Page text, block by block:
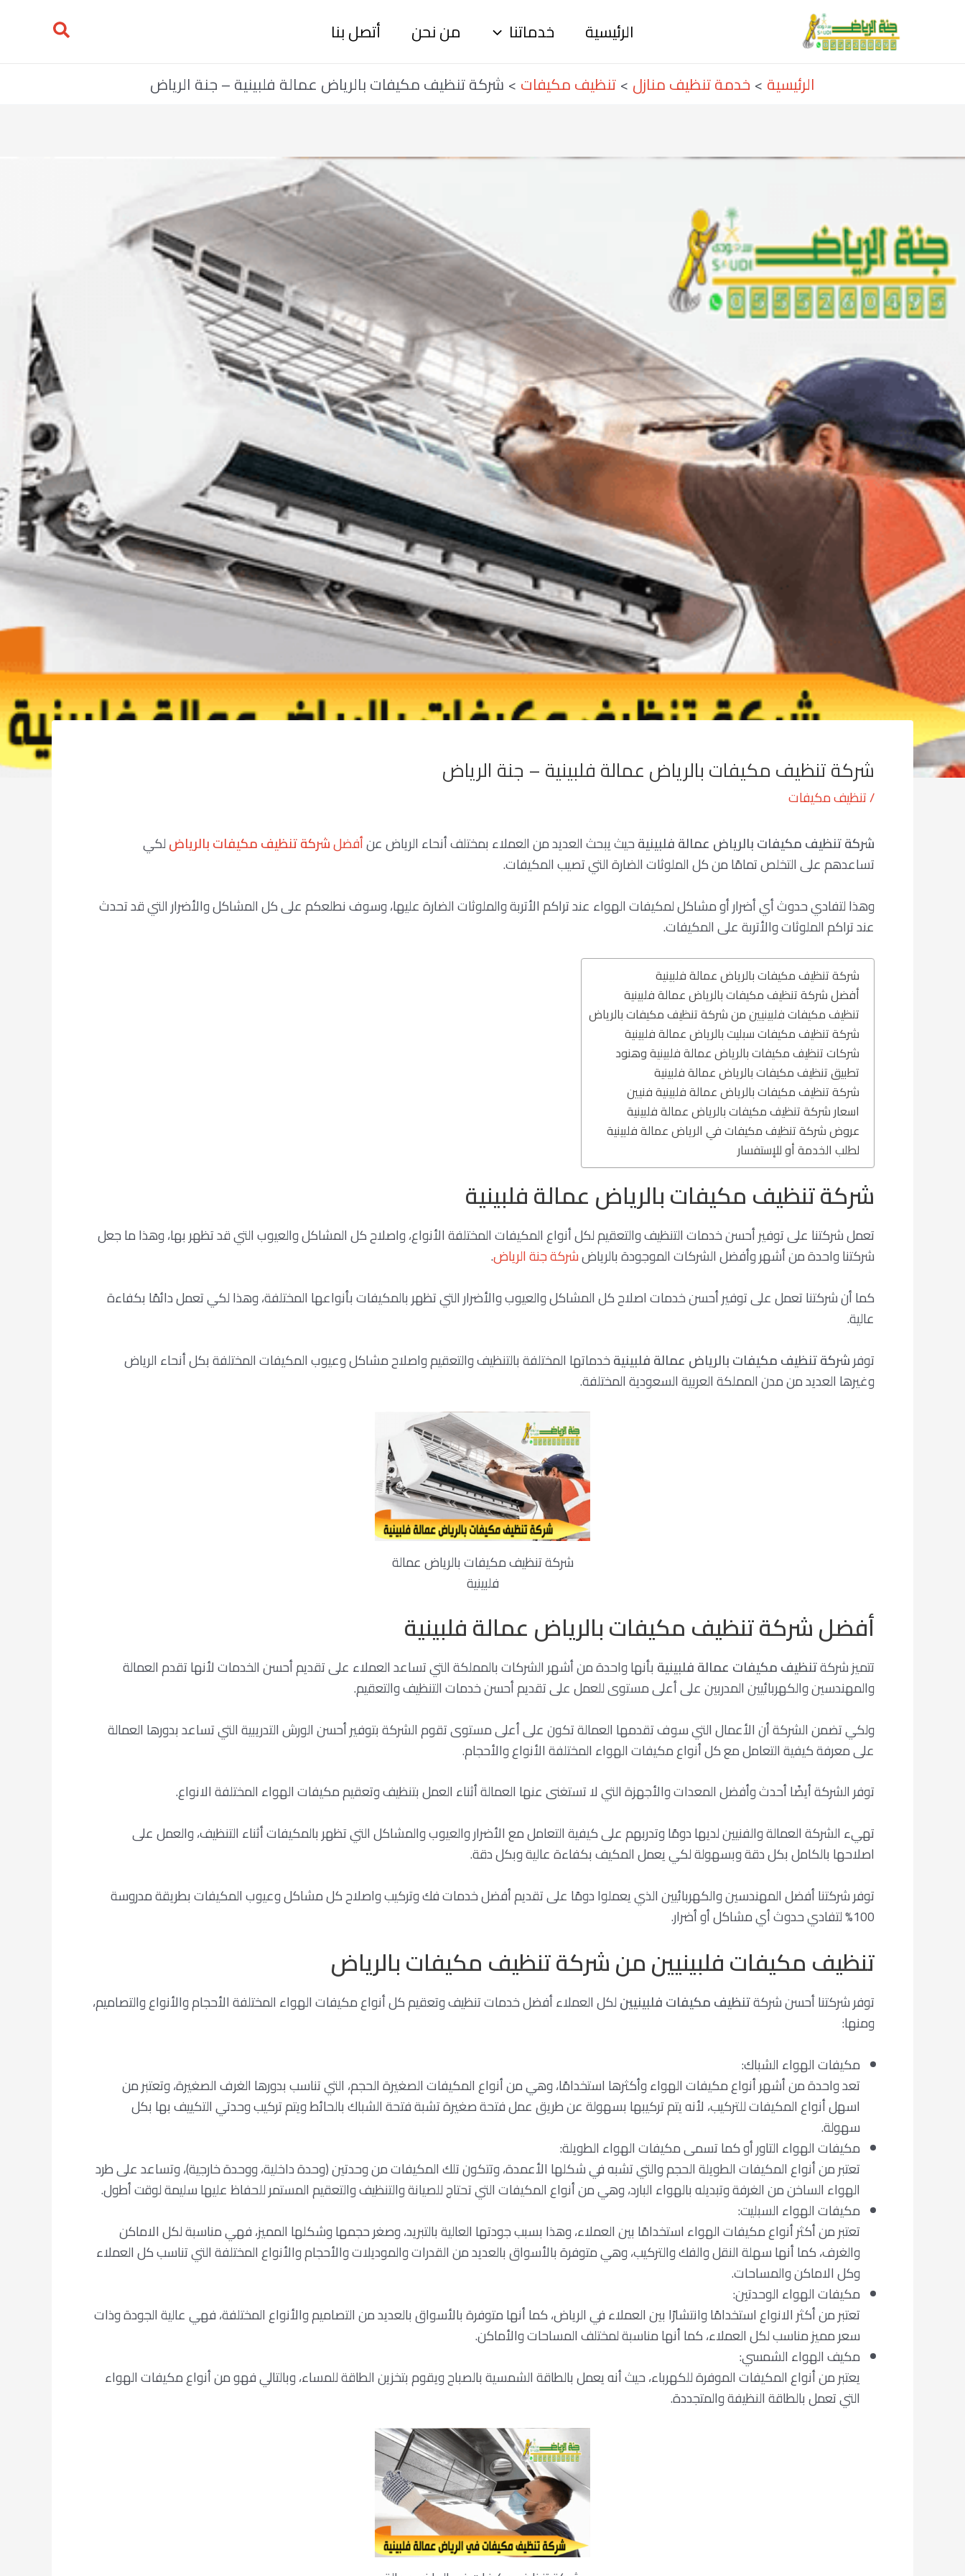
الرئيسية خدماتنا من نحن أتصل بنا
الرئيسية خدمة تنظيف منازل تنظيف مكيفات شركة تنظيف مكيفات بالرياض عمالة فلبينية – جنة الرياض
شركة تنظيف مكيفات بالرياض عمالة فلبينية – جنة الرياض
/تنظيف مكيفات
شركة تنظيف مكيفات بالرياض عمالة فلبينيةحيث يبحث العديد من العملاء بمختلف أنحاء الرياض عنأفضلشركة تنظيف مكيفات بالرياضلكي
تساعدهم على التخلص تمامًا من كل الملوثات الضارة التي تصيب المكيفات.
وهذا لتفادي حدوث أي أضرار أو مشاكل لمكيفات الهواء عند تراكم الأتربة والملوثات الضارة عليها، وسوف نطلعكم على كل المشاكل والأضرار التي قد تحدث
عند تراكم الملوثات والأتربة على المكيفات.
شركة تنظيف مكيفات بالرياض عمالة فلبينية
أفضل شركة تنظيف مكيفات بالرياض عمالة فلبينية
تنظيف مكيفات فلبينيين من شركة تنظيف مكيفات بالرياض
شركة تنظيف مكيفات سبليت بالرياض عمالة فلبينية
شركات تنظيف مكيفات بالرياض عمالة فلبينية وهنود
تطبيق تنظيف مكيفات بالرياض عمالة فلبينية
شركة تنظيف مكيفات بالرياض عمالة فلبينية فنيين
اسعار شركة تنظيف مكيفات بالرياض عمالة فلبينية
عروض شركة تنظيف مكيفات في الرياض عمالة فلبينية
لطلب الخدمة أو للإستفسار
شركة تنظيف مكيفات بالرياض عمالة فلبينية
تعمل شركتنا على توفير أحسن خدمات التنظيف والتعقيم لكل أنواع المكيفات المختلفة الأنواع، واصلاح كل المشاكل والعيوب التي قد تظهر بها، وهذا ما جعل
شركتنا واحدة من أشهر وأفضل الشركات الموجودة بالرياضشركة جنة الرياض.
كما أن شركتنا تعمل على توفير أحسن خدمات اصلاح كل المشاكل والعيوب والأضرار التي تظهر بالمكيفات بأنواعها المختلفة، وهذا لكي تعمل دائمًا بكفاءة
عالية.
توفرشركة تنظيف مكيفات بالرياض عمالة فلبينيةخدماتها المختلفة بالتنظيف والتعقيم واصلاح مشاكل وعيوب المكيفات المختلفة بكل أنحاء الرياض
وغيرها العديد من مدن المملكة العربية السعودية المختلفة.
شركة تنظيف مكيفات بالرياض عمالة
فلبينية
أفضل شركة تنظيف مكيفات بالرياض عمالة فلبينية
تتميز شركةتنظيف مكيفات عمالة فلبينية بأنها واحدة من أشهر الشركات بالمملكة التي تساعد العملاء على تقديم أحسن الخدمات لأنها تقدم العمالة
والمهندسين والكهربائيين المدربين على أعلى مستوى للعمل على تقديم أحسن خدمات التنظيف والتعقيم.
ولكي تضمن الشركة أن الأعمال التي سوف تقدمها العمالة تكون على أعلى مستوى تقوم الشركة بتوفير أحسن الورش التدريبية التي تساعد بدورها العمالة
على معرفة كيفية التعامل مع كل أنواع مكيفات الهواء المختلفة الأنواع والأحجام.
توفر الشركة أيضًا أحدث وأفضل المعدات والأجهزة التي لا تستغنى عنها العمالة أثناء العمل بتنظيف وتعقيم مكيفات الهواء المختلفة الانواع.
تهيء الشركة العمالة والفنيين لديها دومًا وتدربهم على كيفية التعامل مع الأضرار والعيوب والمشاكل التي تظهر بالمكيفات أثناء التنظيف، والعمل على
اصلاحها بالكامل بكل دقة وبسهولة لكي يعمل المكيف بكفاءة عالية وبكل دقة.
توفر شركتنا أفضل المهندسين والكهربائيين الذي يعملوا دومًا على تقديم أفضل خدمات فك وتركيب واصلاح كل مشاكل وعيوب المكيفات بطريقة مدروسة
100% لتفادي حدوث أي مشاكل أو أضرار.
تنظيف مكيفات فلبينيين من شركة تنظيف مكيفات بالرياض
توفر شركتنا أحسن شركةتنظيف مكيفات فلبينيينلكل العملاء أفضل خدمات تنظيف وتعقيم كل أنواع مكيفات الهواء المختلفة الأحجام والأنواع والتصاميم،
ومنها:
مكيفات الهواء الشباك:
تعد واحدة من أشهر أنواع مكيفات الهواء وأكثرها استخدامًا، وهي من أنواع المكيفات الصغيرة الحجم، التي تناسب بدورها الغرف الصغيرة، وتعتبر من
اسهل أنواع المكيفات للتركيب، لأنه يتم تركيبها بسهولة عن طريق عمل فتحة صغيرة تشبة فتحة الشباك بالحائط ويتم تركيب وحدتي التكييف بها بكل
سهولة.
مكيفات الهواء التاور أو كما تسمى مكيفات الهواء الطويلة:
تعتبر من أنواع المكيفات الطويلة الحجم والتي تشبه في شكلها الأعمدة، وتتكون تلك المكيفات من وحدتين (وحدة داخلية، ووحدة خارجية)، وتساعد على طرد
الهواء الساخن من الغرفة وتبديله بالهواء البارد، وهي من أنواع المكيفات التي تحتاج للصيانة والتنظيف والتعقيم المستمر للحفاظ عليها سليمة لوقت أطول.
مكيفات الهواء السبليت:
تعتبر من أكثر أنواع مكيفات الهواء استخدامًا بين العملاء، وهذا بسبب جودتها العالية بالتبريد، وصغر حجمها وشكلها المميز، فهي مناسبة لكل الاماكن
والغرف، كما أنها سهلة النقل والفك والتركيب، وهي متوفرة بالأسواق بالعديد من القدرات والموديلات والأحجام والأنواع المختلفة التي تناسب كل العملاء
وكل الاماكن والمساحات.
مكيفات الهواء الوحدتين:
تعتبر من أكثر الانواع استخدامًا وانتشارًا بين العملاء في الرياض، كما أنها متوفرة بالأسواق بالعديد من التصاميم والأنواع المختلفة، فهي عالية الجودة وذات
سعر مميز مناسب لكل العملاء، كما أنها مناسبة لمختلف المساحات والأماكن.
مكيف الهواء الشمسي:
يعتبر من أنواع المكيفات الموفرة للكهرباء، حيث أنه يعمل بالطاقة الشمسية بالصباح ويقوم بتخزين الطاقة للمساء، وبالتالي فهو من أنواع مكيفات الهواء
التي تعمل بالطاقة النظيفة والمتجددة.
navigation